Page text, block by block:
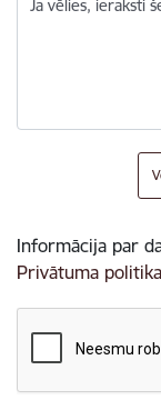
Ja vēlies, ieraksti
Informācija par
Privātuma politika